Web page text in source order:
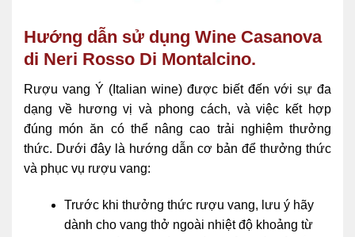
Hướng dẫn sử dụng Wine Casanova
di Neri Rosso Di Montalcino.
Rượu vang Ý (Italian wine) được biết đến với sự đa
dạng về hương vị và phong cách, và việc kết hợp
đúng món ăn có thể nâng cao trải nghiệm thưởng
thức. Dưới đây là hướng dẫn cơ bản để thưởng thức
và phục vụ rượu vang:
Trước khi thưởng thức rượu vang, lưu ý hãy
dành cho vang thở ngoài nhiệt độ khoảng từ